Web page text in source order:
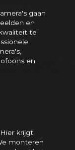
gaan
en
te
en
krijgt
monteren